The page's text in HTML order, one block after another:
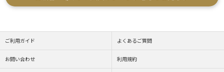
ご利用ガイド よくあるご質問
お問い合わせ 利用規約